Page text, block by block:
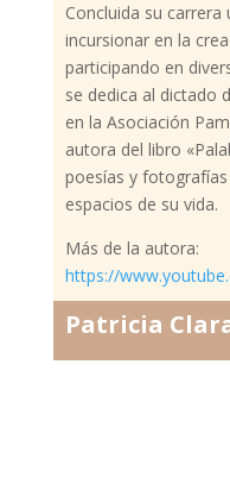
Concluida su
incursionar en la
participando en
se dedica al dictado
en la Asociación
autora del libro
poesías y
espacios de su vida.
Más de la autora:
https://
Patricia